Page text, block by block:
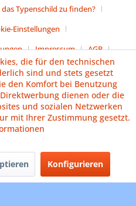
Typenschild zu finden?
Einstellungen
Impressum
AGB
Batteriehinweise
die für den technischen
sind und stets gesetzt
den Komfort bei Benutzung
dienen oder die
und sozialen Netzwerken
mit Ihrer Zustimmung gesetzt.
Konfigurieren